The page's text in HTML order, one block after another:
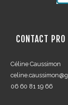
CONTACT PRO
Céline Caussimon
06 60 81 19 66